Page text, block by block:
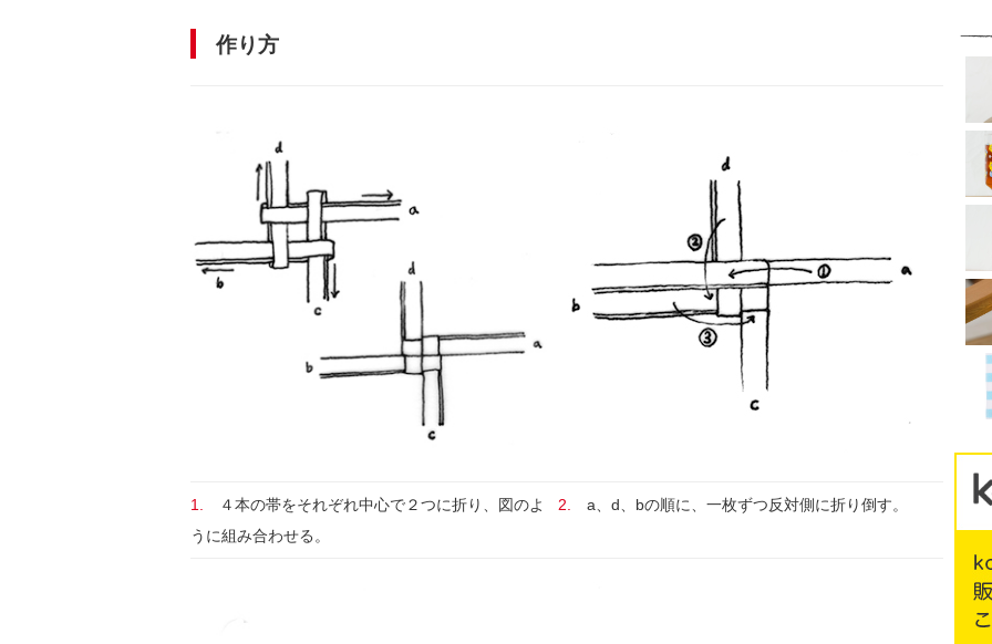
作り方
1.
４本の帯をそれぞれ中心で２つに折り、図のよ
うに組み合わせる。
2. a、d、bの順に、一枚ずつ反対側に折り倒す。